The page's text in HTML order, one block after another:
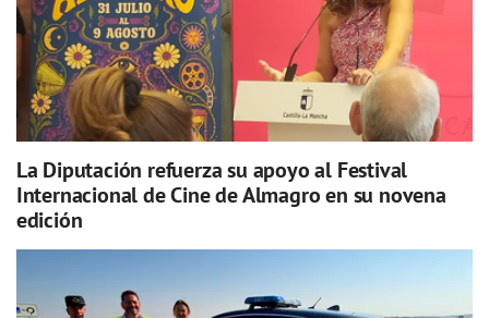
La Diputación refuerza su apoyo al Festival
Internacional de Cine de Almagro en su novena
edición